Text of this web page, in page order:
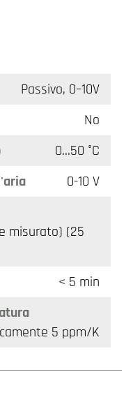
Passivo, 0–10V
No
0…50 °C
0-10 V
misurato) (25
< 5 min
5 ppm/K